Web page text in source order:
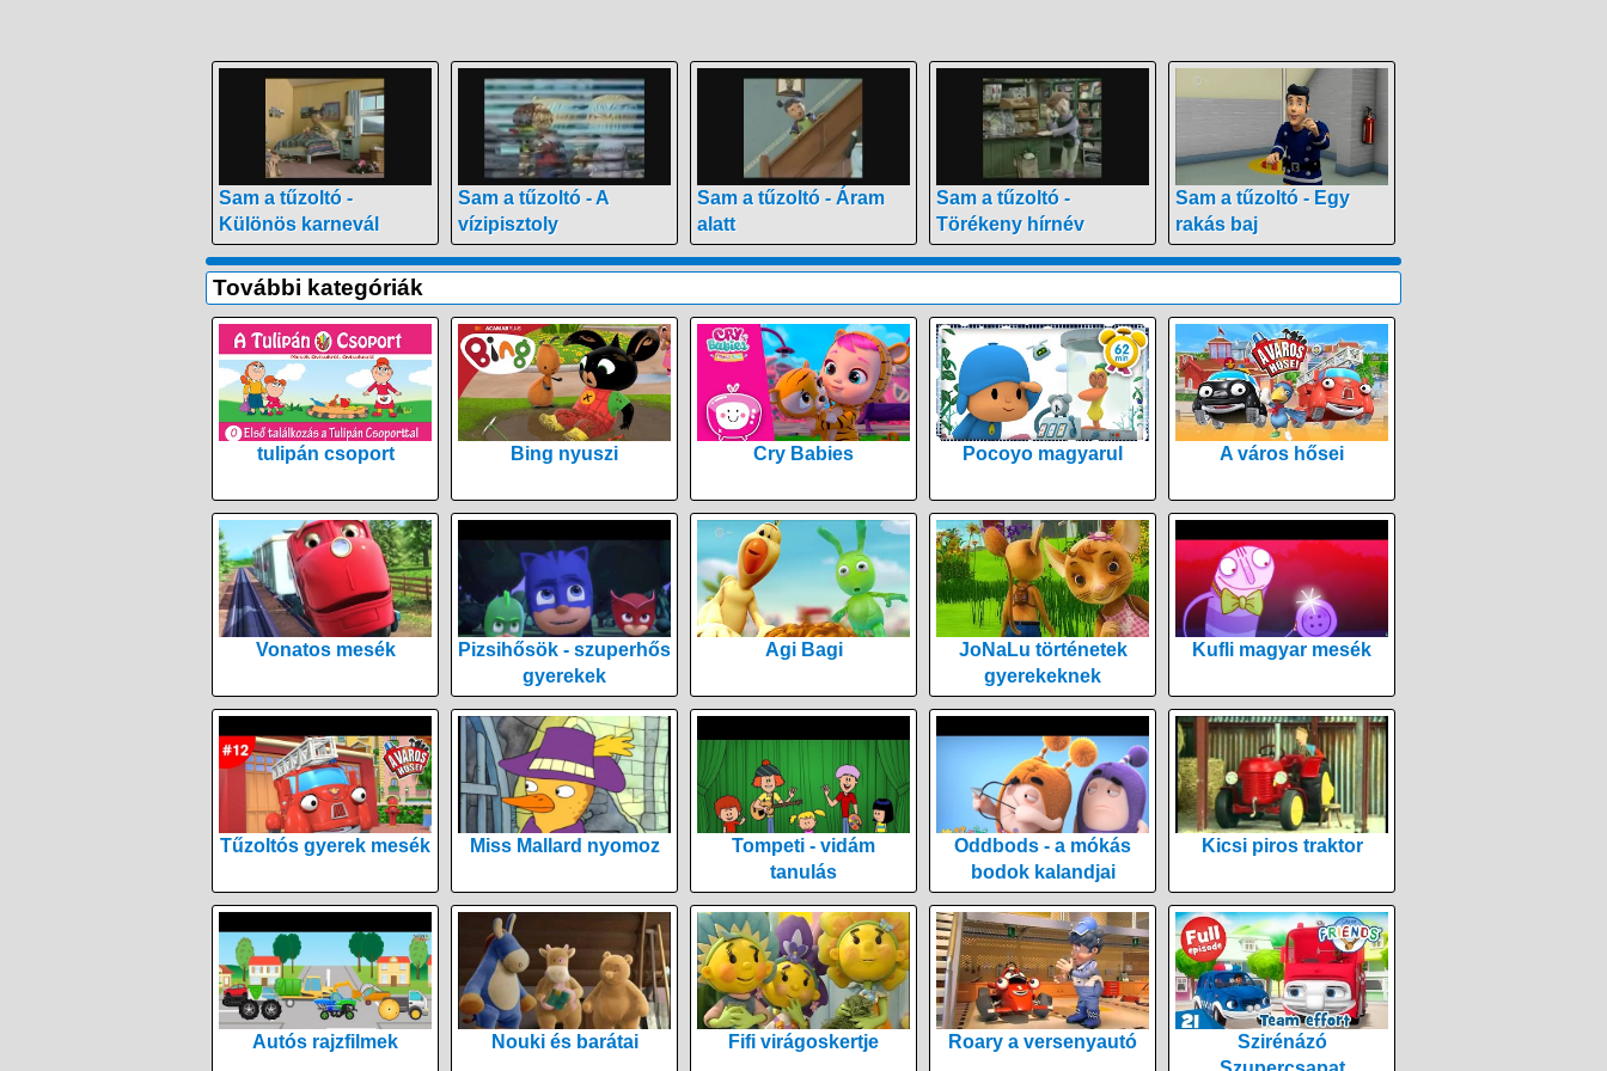
Sam a tűzoltó -
Különös karnevál
Sam a tűzoltó - A
vízipisztoly
Sam a tűzoltó - Áram
alatt
Sam a tűzoltó -
Törékeny hírnév
Sam a tűzoltó - Egy
rakás baj
További kategóriák
tulipán csoport Bing nyuszi Cry Babies Pocoyo magyarul A város hősei
Vonatos mesék
Pizsihősök - szuperhős
gyerekek
Agi Bagi
JoNaLu történetek
gyerekeknek
Kufli magyar mesék
Tűzoltós gyerek mesék Miss Mallard nyomoz
Tompeti - vidám
tanulás
Oddbods - a mókás
bodok kalandjai
Kicsi piros traktor
Autós rajzfilmek Nouki és barátai Fifi virágoskertje Roary a versenyautó
Szirénázó